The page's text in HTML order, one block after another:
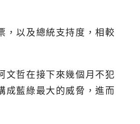
，以及總統支持度，相較
文哲在接下來幾個月不犯
成藍綠最大的威脅，進而